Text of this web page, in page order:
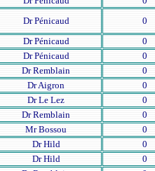
Dr Pénicaud 0
Dr Pénicaud 0
Dr Pénicaud 0
Dr Remblain 0
Dr Aigron 0
Dr Le Lez 0
Dr Remblain 0
Mr Bossou 0
Dr Hild 0
Dr Hild 0